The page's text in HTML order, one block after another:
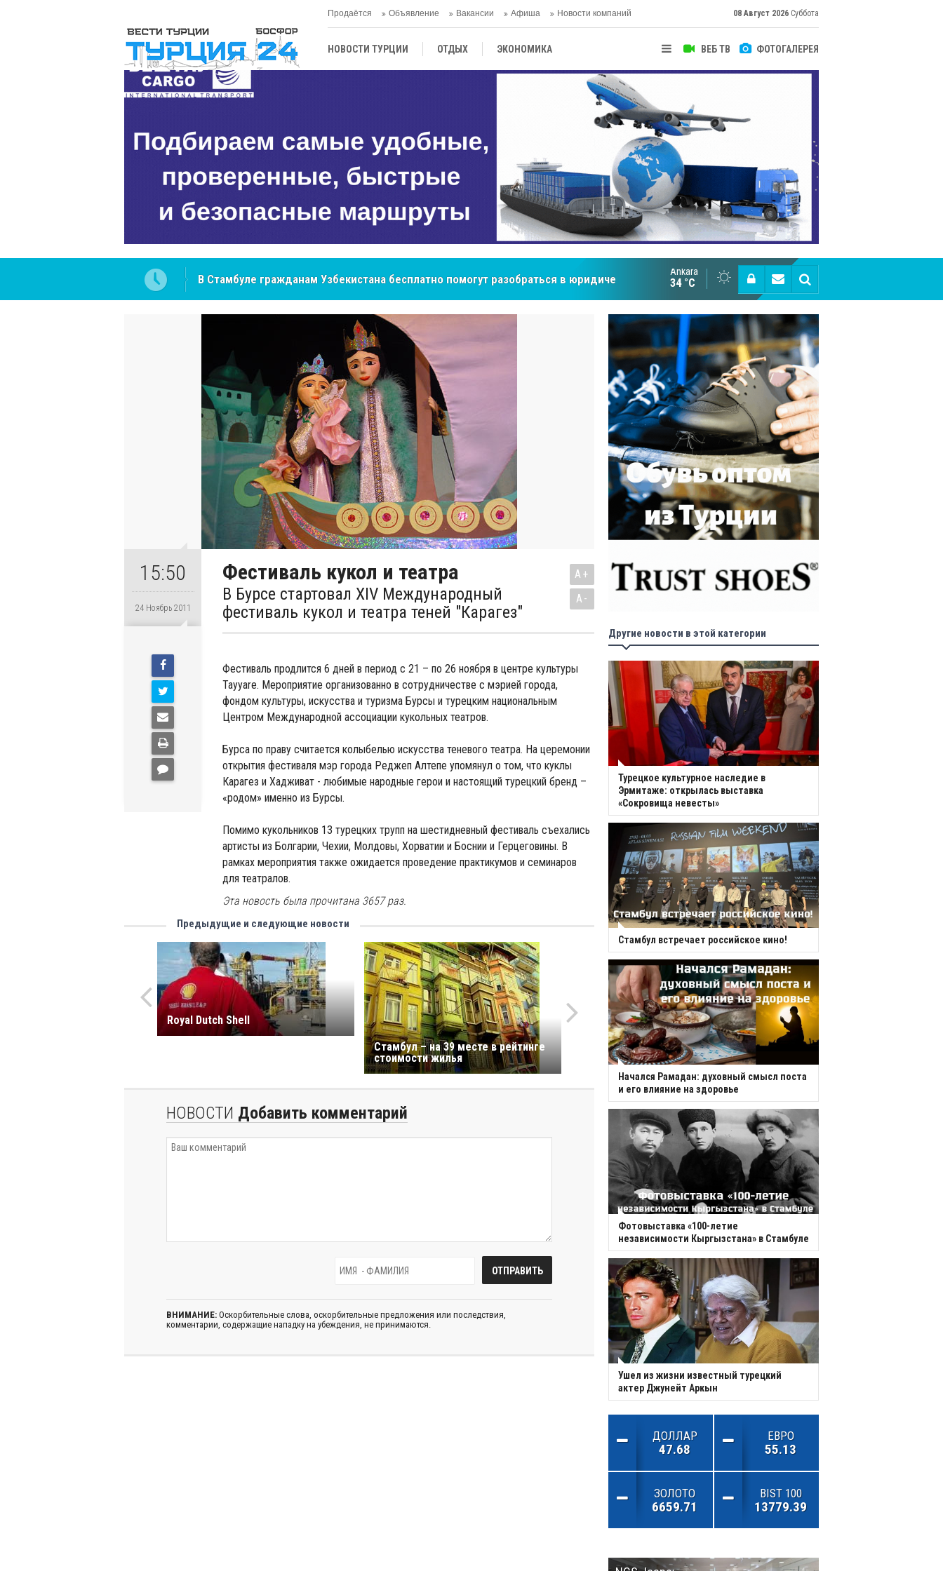
Продаётся Объявление Вакансии Афиша Новости компаний 08 Август 2026 Суббота
ВЕБ ТВ ФОТОГАЛЕРЕЯ
НОВОСТИ ТУРЦИИ ОТДЫХ ЭКОНОМИКА
ЦЕНТРАЛЬНАЯ АЗИЯ
В Стамбуле гражданам Узбекистана бесплатно помогут разобраться в юридических
NCS Jeans: турецкий бренд, покоривший сердца покупателей Центральной Азии
Cottonhill покоряет мировые рынки
Ankara
34 °C
15:50
24 Ноябрь 2011
Фестиваль кукол и театра
В Бурсе стартовал XIV Международный
фестиваль кукол и театра теней "Карагез"
A+
A-
Фестиваль продлится 6 дней в период с 21 – по 26 ноября в центре культуры
Tayyare. Мероприятие организованно в сотрудничестве с мэрией города,
фондом культуры, искусства и туризма Бурсы и турецким национальным
Центром Международной ассоциации кукольных театров.
Бурса по праву считается колыбелью искусства теневого театра. На церемонии
открытия фестиваля мэр города Реджеп Алтепе упомянул о том, что куклы
Карагез и Хадживат - любимые народные герои и настоящий турецкий бренд –
«родом» именно из Бурсы.
Помимо кукольников 13 турецких трупп на шестидневный фестиваль съехались
артисты из Болгарии, Чехии, Молдовы, Хорватии и Боснии и Герцеговины. В
рамках мероприятия также ожидается проведение практикумов и семинаров
для театралов.
Эта новость была прочитана 3657 раз.
Предыдущие и следующие новости
Royal Dutch Shell
Стамбул – на 39 месте в рейтинге
стоимости жилья
НОВОСТИ Добавить комментарий
ВНИМАНИЕ: Оскорбительные слова, оскорбительные предложения или последствия,
комментарии, содержащие нападку на убеждения, не принимаются.
Другие новости в этой категории
Турецкое культурное наследие в
Эрмитаже: открылась выставка
«Сокровища невесты»
Стамбул встречает российское кино!
Начался Рамадан: духовный смысл поста
и его влияние на здоровье
Фотовыставка «100-летие
независимости Кыргызстана» в Стамбуле
Ушел из жизни известный турецкий
актер Джунейт Аркын
ДОЛЛАР
47.68
ЕВРО
55.13
ЗОЛОТО
6659.71
BIST 100
13779.39